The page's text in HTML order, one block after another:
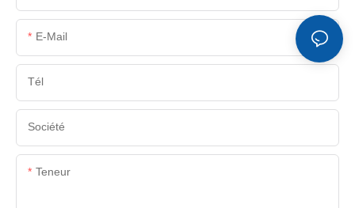
E-Mail
Tél
Société
Teneur